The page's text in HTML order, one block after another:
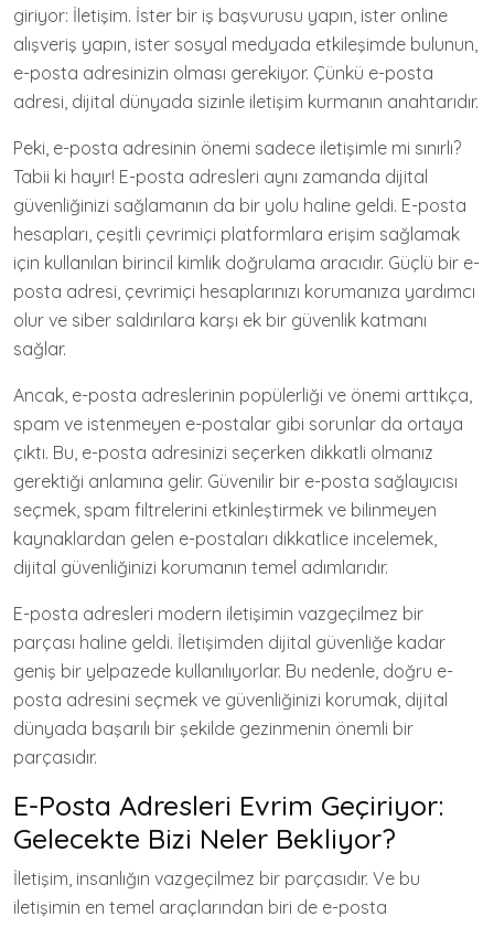
giriyor: İletişim. İster bir iş başvurusu yapın, ister online
alışveriş yapın, ister sosyal medyada etkileşimde bulunun,
e-posta adresinizin olması gerekiyor. Çünkü e-posta
adresi, dijital dünyada sizinle iletişim kurmanın anahtarıdır.
Peki, e-posta adresinin önemi sadece iletişimle mi sınırlı?
Tabii ki hayır! E-posta adresleri aynı zamanda dijital
güvenliğinizi sağlamanın da bir yolu haline geldi. E-posta
hesapları, çeşitli çevrimiçi platformlara erişim sağlamak
için kullanılan birincil kimlik doğrulama aracıdır. Güçlü bir e-
posta adresi, çevrimiçi hesaplarınızı korumanıza yardımcı
olur ve siber saldırılara karşı ek bir güvenlik katmanı
sağlar.
Ancak, e-posta adreslerinin popülerliği ve önemi arttıkça,
spam ve istenmeyen e-postalar gibi sorunlar da ortaya
çıktı. Bu, e-posta adresinizi seçerken dikkatli olmanız
gerektiği anlamına gelir. Güvenilir bir e-posta sağlayıcısı
seçmek, spam filtrelerini etkinleştirmek ve bilinmeyen
kaynaklardan gelen e-postaları dikkatlice incelemek,
dijital güvenliğinizi korumanın temel adımlarıdır.
E-posta adresleri modern iletişimin vazgeçilmez bir
parçası haline geldi. İletişimden dijital güvenliğe kadar
geniş bir yelpazede kullanılıyorlar. Bu nedenle, doğru e-
posta adresini seçmek ve güvenliğinizi korumak, dijital
dünyada başarılı bir şekilde gezinmenin önemli bir
parçasıdır.
E-Posta Adresleri Evrim Geçiriyor:
Gelecekte Bizi Neler Bekliyor?
İletişim, insanlığın vazgeçilmez bir parçasıdır. Ve bu
iletişimin en temel araçlarından biri de e-posta